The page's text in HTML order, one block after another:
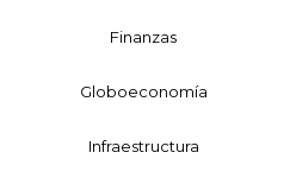
Finanzas
Globoeconomía
Infraestructura